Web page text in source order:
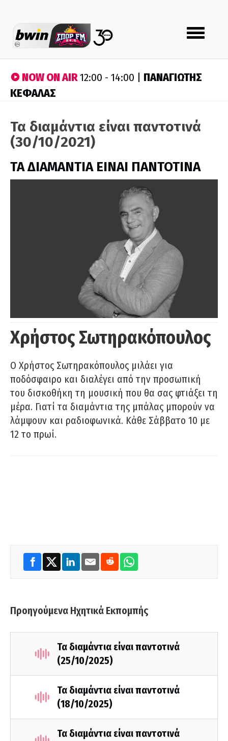
Toggle
navigation
NOW ON AIR12:00 - 14:00 | ΠΑΝΑΓΙΩΤΗΣ
ΚΕΦΑΛΑΣ
Τα διαμάντια είναι παντοτινά
(30/10/2021)
ΤΑ ΔΙΑΜΑΝΤΙΑ ΕΙΝΑΙ ΠΑΝΤΟΤΙΝΑ
Χρήστος Σωτηρακόπουλος
Ο Χρήστος Σωτηρακόπουλος μιλάει για
ποδόσφαιρο και διαλέγει από την προσωπική
του δισκοθήκη τη μουσική που θα σας φτιάξει τη
μέρα. Γιατί τα διαμάντια της μπάλας μπορούν να
λάμψουν και ραδιοφωνικά. Κάθε Σάββατο 10 με
12 το πρωί.
Προηγούμενα Ηχητικά Εκπομπής
Τα διαμάντια είναι παντοτινά
(25/10/2025)
Τα διαμάντια είναι παντοτινά
(18/10/2025)
Τα διαμάντια είναι παντοτινά